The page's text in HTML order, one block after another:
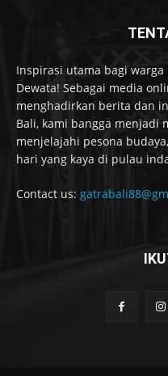
Inspirasi utama bagi
Dewata! Sebagai media
menghadirkan berita dan
Bali, kami bangga menjadi
menjelajahi pesona
hari yang kaya di pulau
Contact us: